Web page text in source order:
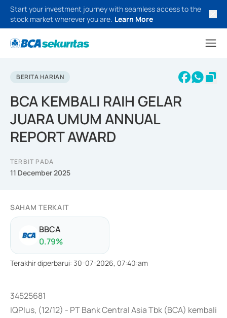
Start your investment journey with seamless access to the
stock market wherever you are. Learn More
BERITA HARIAN
BCA KEMBALI RAIH GELAR
JUARA UMUM ANNUAL
REPORT AWARD
TERBIT PADA
11 December 2025
SAHAM TERKAIT
BBCA
0.79%
Terakhir diperbarui: 30-07-2026, 07:40:am
34525681
IQPlus, (12/12) - PT Bank Central Asia Tbk (BCA) kembali